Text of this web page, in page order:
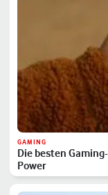
GAMING
Die besten
Power